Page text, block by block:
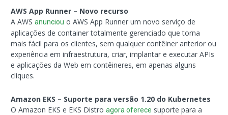
AWS App Runner – Novo recurso
A AWSanunciou o AWS App Runner um novo serviço de
aplicações de container totalmente gerenciado que torna
mais fácil para os clientes, sem qualquer contêiner anterior ou
experiência em infraestrutura, criar, implantar e executar APIs
e aplicações da Web em contêineres, em apenas alguns
cliques.
Amazon EKS – Suporte para versão 1.20 do Kubernetes
O Amazon EKS e EKS Distroagora oferece suporte para a